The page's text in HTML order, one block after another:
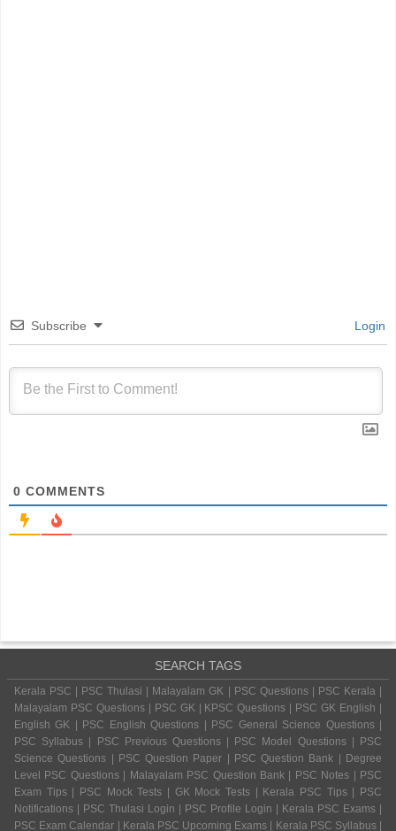
Subscribe Login
0 COMMENTS
SEARCH TAGS
Kerala PSC | PSC Thulasi | Malayalam GK | PSC Questions | PSC Kerala |
Malayalam PSC Questions | PSC GK | KPSC Questions | PSC GK English |
English GK | PSC English Questions | PSC General Science Questions |
PSC Syllabus | PSC Previous Questions | PSC Model Questions | PSC
Science Questions | PSC Question Paper | PSC Question Bank | Degree
Level PSC Questions | Malayalam PSC Question Bank | PSC Notes | PSC
Exam Tips | PSC Mock Tests | GK Mock Tests | Kerala PSC Tips | PSC
Notifications | PSC Thulasi Login | PSC Profile Login | Kerala PSC Exams |
PSC Exam Calendar | Kerala PSC Upcoming Exams | Kerala PSC Syllabus |